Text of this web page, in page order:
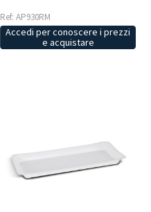
Ref: AP930RM
Accedi per conoscere i prezzi
e acquistare